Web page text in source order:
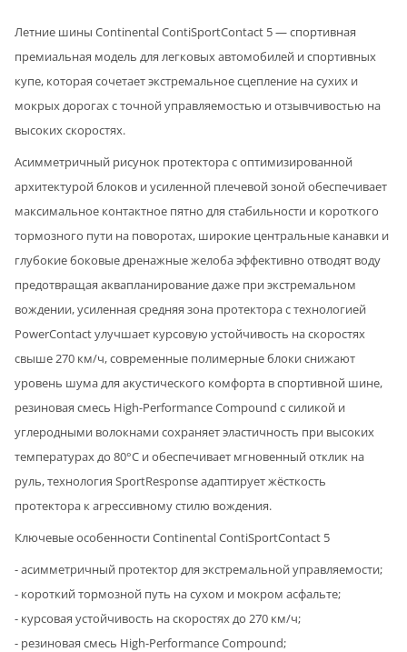
Летние шины Continental ContiSportContact 5 — спортивная
премиальная модель для легковых автомобилей и спортивных
купе, которая сочетает экстремальное сцепление на сухих и
мокрых дорогах с точной управляемостью и отзывчивостью на
высоких скоростях.
Асимметричный рисунок протектора с оптимизированной
архитектурой блоков и усиленной плечевой зоной обеспечивает
максимальное контактное пятно для стабильности и короткого
тормозного пути на поворотах, широкие центральные канавки и
глубокие боковые дренажные желоба эффективно отводят воду
предотвращая аквапланирование даже при экстремальном
вождении, усиленная средняя зона протектора с технологией
PowerContact улучшает курсовую устойчивость на скоростях
свыше 270 км/ч, современные полимерные блоки снижают
уровень шума для акустического комфорта в спортивной шине,
резиновая смесь High-Performance Compound с силикой и
углеродными волокнами сохраняет эластичность при высоких
температурах до 80°C и обеспечивает мгновенный отклик на
руль, технология SportResponse адаптирует жёсткость
протектора к агрессивному стилю вождения.
Ключевые особенности Continental ContiSportContact 5
- асимметричный протектор для экстремальной управляемости;
- короткий тормозной путь на сухом и мокром асфальте;
- курсовая устойчивость на скоростях до 270 км/ч;
- резиновая смесь High-Performance Compound;